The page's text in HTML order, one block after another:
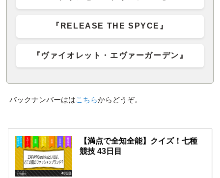
『RELEASE THE SPYCE』
『ヴァイオレット・エヴァーガーデン』
バックナンバーははこちらからどうぞ。
【満点で全知全能】クイズ！七種
競技 43日目